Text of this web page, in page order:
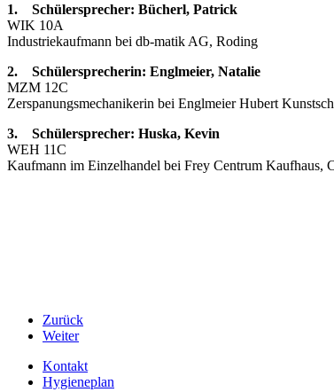
1. Schülersprecher: Bücherl, Patrick
WIK 10A
Industriekaufmann bei db-matik AG, Roding
2. Schülersprecherin: Englmeier, Natalie
MZM 12C
Zerspanungsmechanikerin bei Englmeier Hubert
3. Schülersprecher: Huska, Kevin
WEH 11C
Kaufmann im Einzelhandel bei Frey Centrum Kaufhaus,
Zurück
Weiter
Kontakt
Hygieneplan